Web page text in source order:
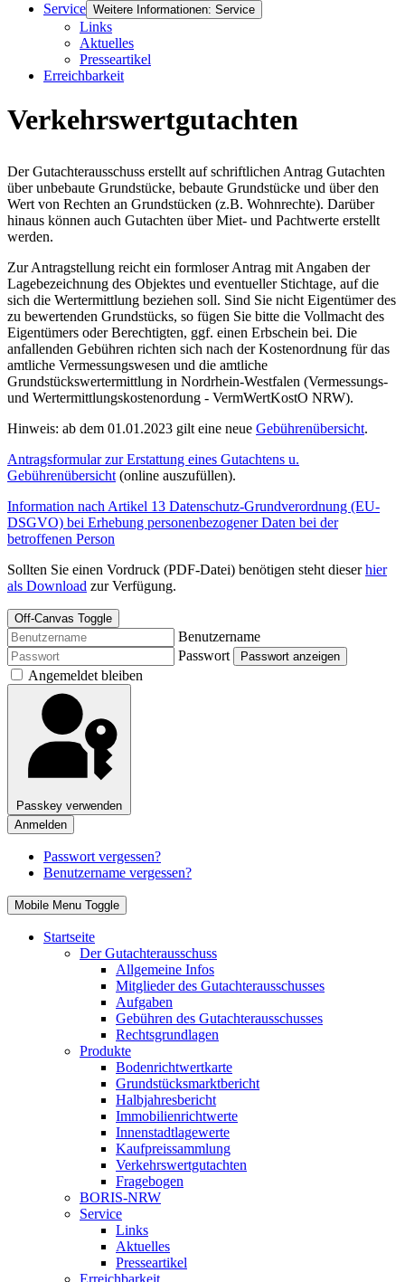
Service Weitere Informationen: Service
Links
Aktuelles
Presseartikel
Erreichbarkeit
Verkehrswertgutachten
Der Gutachterausschuss erstellt auf schriftlichen Antrag Gutachten
über unbebaute Grundstücke, bebaute Grundstücke und über den
Wert von Rechten an Grundstücken (z.B. Wohnrechte). Darüber
hinaus können auch Gutachten über Miet- und Pachtwerte erstellt
werden.
Zur Antragstellung reicht ein formloser Antrag mit Angaben der
Lagebezeichnung des Objektes und eventueller Stichtage, auf die
sich die Wertermittlung beziehen soll. Sind Sie nicht Eigentümer des
zu bewertenden Grundstücks, so fügen Sie bitte die Vollmacht des
Eigentümers oder Berechtigten, ggf. einen Erbschein bei. Die
anfallenden Gebühren richten sich nach der Kostenordnung für das
amtliche Vermessungswesen und die amtliche
Grundstückswertermittlung in Nordrhein-Westfalen (Vermessungs-
und Wertermittlungskostenordung - VermWertKostO NRW).
Hinweis: ab dem 01.01.2023 gilt eine neue Gebührenübersicht.
Antragsformular zur Erstattung eines Gutachtens u.
Gebührenübersicht(online auszufüllen).
Information nach Artikel 13 Datenschutz-Grundverordnung (EU-
DSGVO) bei Erhebung personenbezogener Daten bei der
betroffenen Person
Sollten Sie einen Vordruck (PDF-Datei) benötigen steht dieserhier
als Download zur Verfügung.
Off-Canvas Toggle
Benutzername
Passwort
Passwort anzeigen
Angemeldet bleiben
Passkey verwenden
Anmelden
Passwort vergessen?
Benutzername vergessen?
Mobile Menu Toggle
Startseite
Der Gutachterausschuss
Allgemeine Infos
Mitglieder des Gutachterausschusses
Aufgaben
Gebühren des Gutachterausschusses
Rechtsgrundlagen
Produkte
Bodenrichtwertkarte
Grundstücksmarktbericht
Halbjahresbericht
Immobilienrichtwerte
Innenstadtlagewerte
Kaufpreissammlung
Verkehrswertgutachten
Fragebogen
BORIS-NRW
Service
Links
Aktuelles
Presseartikel